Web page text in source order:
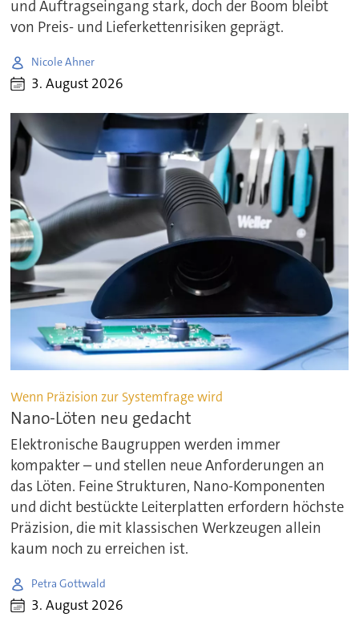
und Auftragseingang stark, doch der Boom bleibt
von Preis- und Lieferkettenrisiken geprägt.
Nicole Ahner
3. August 2026
Wenn Präzision zur Systemfrage wird
Nano-Löten neu gedacht
Elektronische Baugruppen werden immer
kompakter – und stellen neue Anforderungen an
das Löten. Feine Strukturen, Nano-Komponenten
und dicht bestückte Leiterplatten erfordern höchste
Präzision, die mit klassischen Werkzeugen allein
kaum noch zu erreichen ist.
Petra Gottwald
3. August 2026